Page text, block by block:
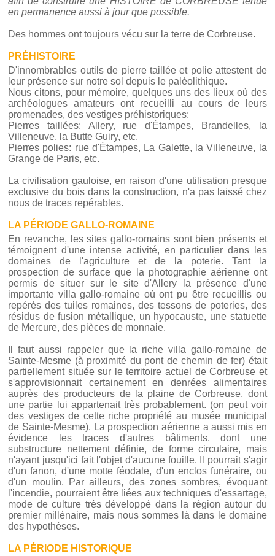
en permanence aussi à jour que possible.
Des hommes ont toujours vécu sur la terre de Corbreuse.
PRÉHISTOIRE
D'innombrables outils de pierre taillée et polie attestent de
leur présence sur notre sol depuis le paléolithique.
Nous citons, pour mémoire, quelques uns des lieux où des
archéologues amateurs ont recueilli au cours de leurs
promenades, des vestiges préhistoriques:
Pierres taillées: Allery, rue d'Étampes, Brandelles, la
Villeneuve, la Butte Guiry, etc.
Pierres polies: rue d'Étampes, La Galette, la Villeneuve, la
Grange de Paris, etc.
La civilisation gauloise, en raison d'une utilisation presque
exclusive du bois dans la construction, n'a pas laissé chez
nous de traces repérables.
LA PÉRIODE GALLO-ROMAINE
En revanche, les sites gallo-romains sont bien présents et
témoignent d'une intense activité, en particulier dans les
domaines de l'agriculture et de la poterie. Tant la
prospection de surface que la photographie aérienne ont
permis de situer sur le site d'Allery la présence d'une
importante villa gallo-romaine où ont pu être recueillis ou
repérés des tuiles romaines, des tessons de poteries, des
résidus de fusion métallique, un hypocauste, une statuette
de Mercure, des pièces de monnaie.
Il faut aussi rappeler que la riche villa gallo-romaine de
Sainte-Mesme (à proximité du pont de chemin de fer) était
partiellement située sur le territoire actuel de Corbreuse et
s'approvisionnait certainement en denrées alimentaires
auprès des producteurs de la plaine de Corbreuse, dont
une partie lui appartenait très probablement. (on peut voir
des vestiges de cette riche propriété au musée municipal
de Sainte-Mesme). La prospection aérienne a aussi mis en
évidence les traces d'autres bâtiments, dont une
substructure nettement définie, de forme circulaire, mais
n'ayant jusqu'ici fait l'objet d'aucune fouille. Il pourrait s'agir
d'un fanon, d'une motte féodale, d'un enclos funéraire, ou
d'un moulin. Par ailleurs, des zones sombres, évoquant
l'incendie, pourraient être liées aux techniques d'essartage,
mode de culture très développé dans la région autour du
premier millénaire, mais nous sommes là dans le domaine
des hypothèses.
LA PÉRIODE HISTORIQUE